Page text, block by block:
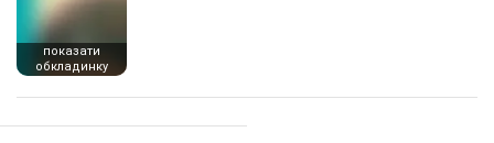
показати
обкладинку